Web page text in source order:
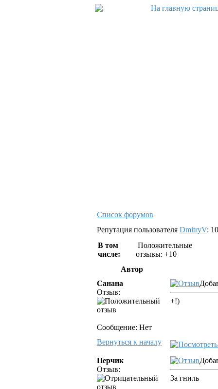
Список форумов
Репутация пользователя DmitryV: 10
В том
числе:
Положительные
отзывы: +10
Автор
Санана
Отзыв:
Сообщение: Нет
+!)
Вернуться к началу
Перчик
Отзыв:
За гниль